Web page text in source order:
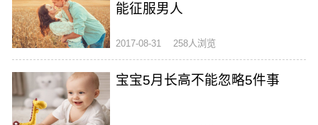
能征服男人
2017-08-31 258人浏览
宝宝5月长高不能忽略5件事